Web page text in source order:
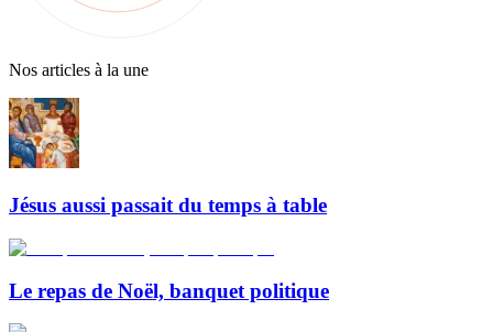
Nos articles à la une
Jésus aussi passait du temps à table
Le repas de Noël, banquet politique